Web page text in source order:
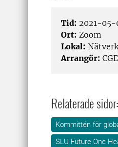
Tid: 2021-05-
Ort: Zoom
Lokal:
Arrangör:
Relaterade sidor:
Kommittén för
SLU Future One